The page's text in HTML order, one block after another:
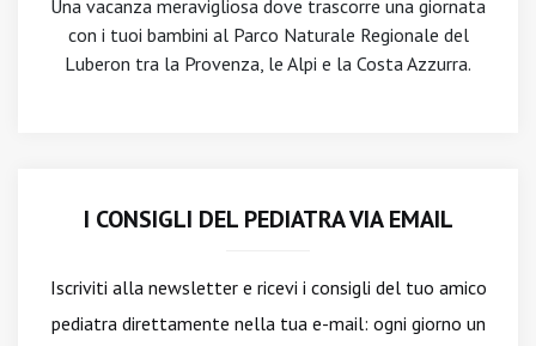
Una vacanza meravigliosa dove trascorre una giornata
con i tuoi bambini al Parco Naturale Regionale del
Luberon tra la Provenza, le Alpi e la Costa Azzurra.
I CONSIGLI DEL PEDIATRA VIA EMAIL
Iscriviti alla newslettere ricevi i consigli del tuo amico
pediatra direttamente nella tua e-mail: ogni giorno un